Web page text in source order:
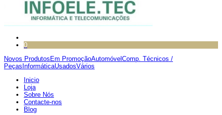
0
Novos Produtos Em PromoçãoAutomóvel Comp. Técnicos /
Peças InformáticaUsadosVários
Inicio
Loja
Sobre Nós
Contacte-nos
Blog